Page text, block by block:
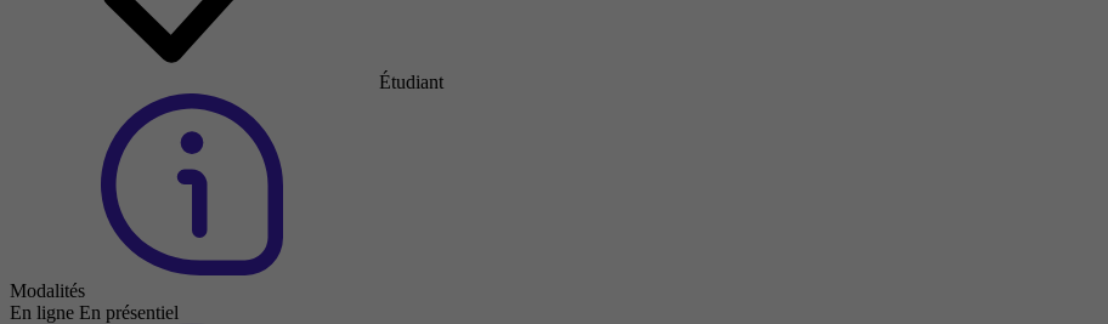
Étudiant
Modalités
En ligne En présentiel